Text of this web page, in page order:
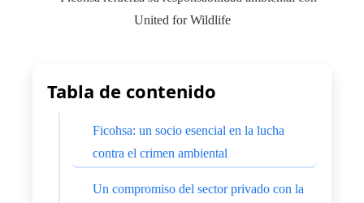
Tabla de contenido
Ficohsa: un socio esencial en la lucha
contra el crimen ambiental
Un compromiso del sector privado con la